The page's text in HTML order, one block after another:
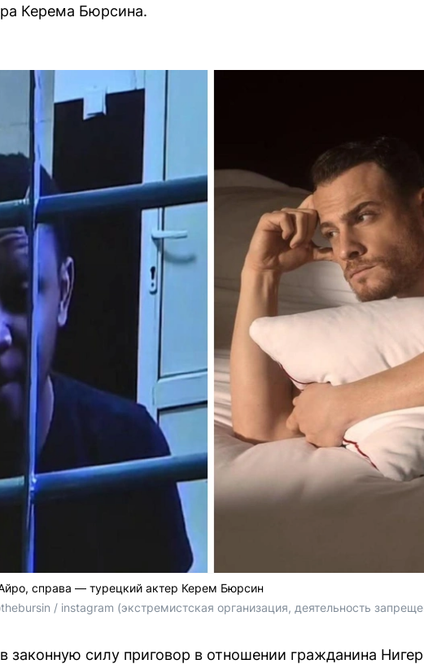
Керема Бюрсина.
справа — турецкий актер Керем Бюрсин
/ instagram (экстремистская организация, деятельность
законную силу приговор в отношении гражданина